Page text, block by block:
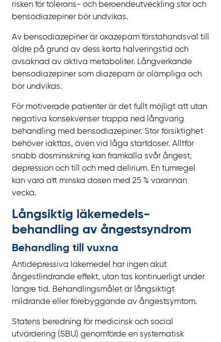
risken för tolerans- och beroendeutveckling stor och
bensodiazepiner bör undvikas.
Av bensodiazepiner är oxazepam förstahandsval till
äldre på grund av dess korta halveringstid och
avsaknad av aktiva metaboliter. Långverkande
bensodiazepiner som diazepam är olämpliga och
bör undvikas.
För motiverade patienter är det fullt möjligt att utan
negativa konsekvenser trappa ned långvarig
behandling med bensodiazepiner. Stor försiktighet
behöver iakttas, även vid låga startdoser. Alltför
snabb dosminskning kan framkalla svår ångest,
depression och till och med delirium. En tumregel
kan vara att minska dosen med 25 % varannan
vecka.
Långsiktig läkemedels­
behandling av ångest­syndrom
Behandling till vuxna
Antidepressiva läkemedel har ingen akut
ångestlindrande effekt, utan tas kontinuerligt under
längre tid. Behandlingsmålet är långsiktigt
mildrande eller förebyggande av ångestsymtom.
Statens beredning för medicinsk och social
utvärdering (SBU) genomförde en systematisk